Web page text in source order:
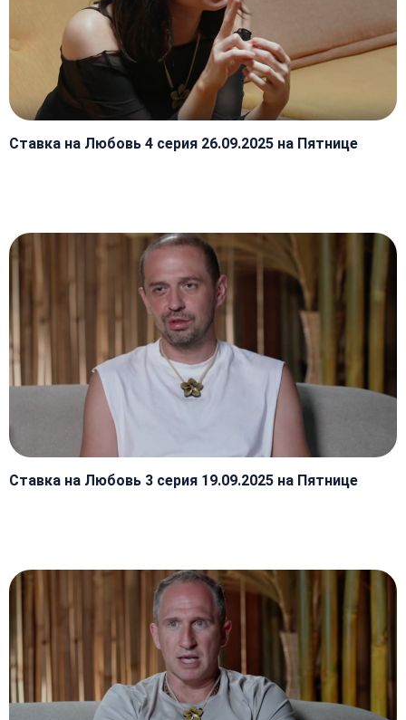
Ставка на Любовь 4 серия 26.09.2025 на Пятнице
Ставка на Любовь 3 серия 19.09.2025 на Пятнице